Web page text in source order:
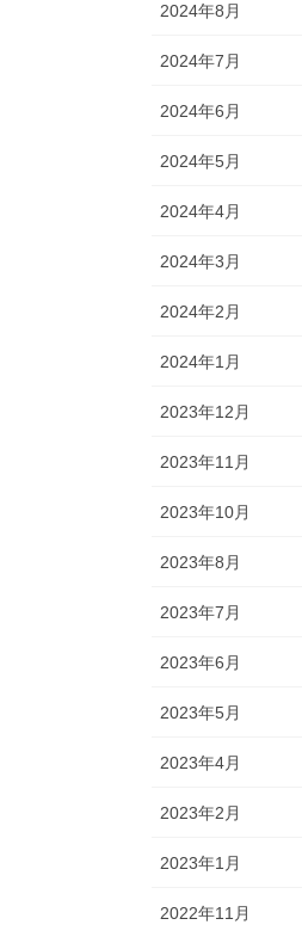
2024年8月
2024年7月
2024年6月
2024年5月
2024年4月
2024年3月
2024年2月
2024年1月
2023年12月
2023年11月
2023年10月
2023年8月
2023年7月
2023年6月
2023年5月
2023年4月
2023年2月
2023年1月
2022年11月